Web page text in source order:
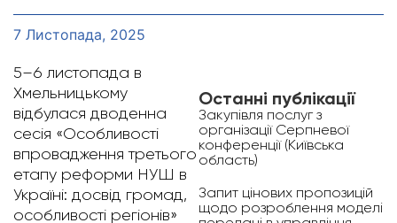
7 Листопада, 2025
5–6 листопада в
Хмельницькому
відбулася дводенна
сесія «Особливості
впровадження третього
етапу реформи НУШ в
Україні: досвід громад,
особливості регіонів»
Останні публікації
Закупівля послуг з
організації Серпневої
конференції (Київська
область)
Запит цінових пропозицій
щодо розроблення моделі